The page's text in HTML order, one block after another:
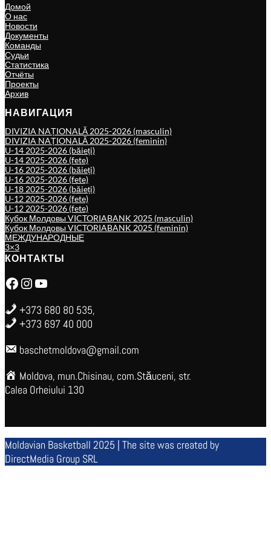
Домой
О нас
Новости
Документы
Команды
Судьи
Статистика
Отчёты
Проекты
Архив
НАВИГАЦИЯ
DIVIZIA NAȚIONALĂ 2025-2026 (masculin)
DIVIZIA NAȚIONALĂ 2025-2026 (feminin)
U-14 2025-2026 (băieți)
U-14 2025-2026 (fete)
U-16 2025-2026 (băieți)
U-16 2025-2026 (fete)
U-18 2025-2026 (băieți)
U-12 2025-2026 (fete)
U-12 2025-2026 (fete)
Кубок Молдовы VICTORIABANK 2025 (masculin)
Кубок Молдовы VICTORIABANK 2025 (feminin)
МЕЖДУНАРОДНЫЕ
3×3
КОНТАКТЫ
Facebook Instagram YouTube
+373 680 80 535,
+373 697 40 000
baschetmoldova@gmail.com
Moldova, mun.Chisinau, com.Stăuceni, str.
Calea Orheiului 130
Moldavian Basketball 2025 | The site was created by
DirectMedia Group SRL